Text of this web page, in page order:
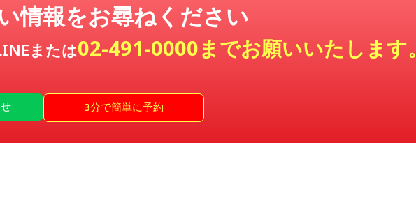
情報をお尋ねください
または02-491-0000までお願いいたします。
3分で簡単に予約